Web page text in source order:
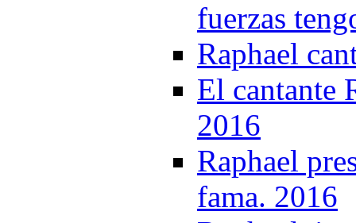
fuerzas
Raphael
El cantante
2016
Raphael
fama. 2016